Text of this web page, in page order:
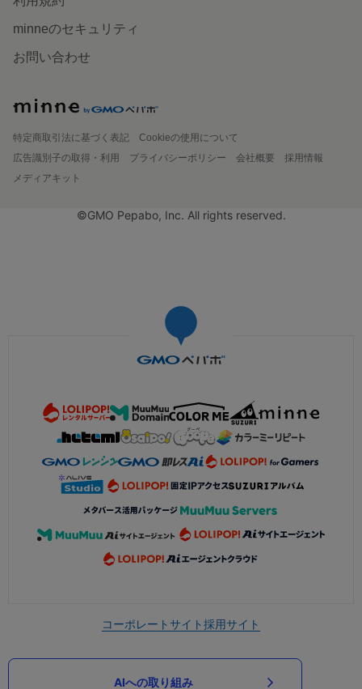
minneのセキュリティ
お問い合わせ
特定商取引法に基づく表記
Cookieの使用について
広告識別子の取得・利用
プライバシーポリシー 会社概要
採用情報
メディアキット
©GMO Pepabo, Inc. All rights reserved.
コーポレートサイト採用サイト
AIへの取り組み